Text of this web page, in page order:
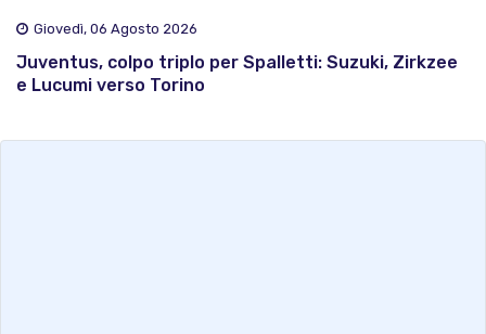
Giovedì, 06 Agosto 2026
Juventus, colpo triplo per Spalletti: Suzuki, Zirkzee
e Lucumi verso Torino